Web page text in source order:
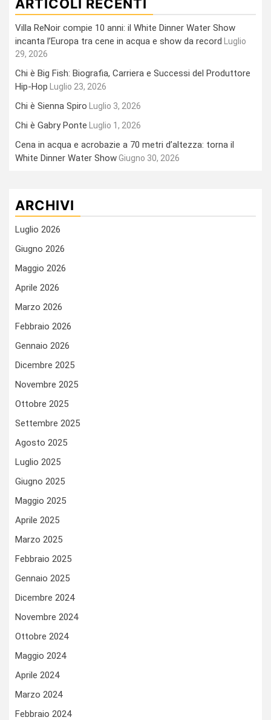
ARTICOLI RECENTI
Villa ReNoir compie 10 anni: il White Dinner Water Show
incanta l’Europa tra cene in acqua e show da record
Luglio
29, 2026
Chi è Big Fish: Biografia, Carriera e Successi del Produttore
Hip-Hop
Luglio 23, 2026
Chi è Sienna Spiro Luglio 3, 2026
Chi è Gabry Ponte Luglio 1, 2026
Cena in acqua e acrobazie a 70 metri d’altezza: torna il
White Dinner Water ShowGiugno 30, 2026
ARCHIVI
Luglio 2026
Giugno 2026
Maggio 2026
Aprile 2026
Marzo 2026
Febbraio 2026
Gennaio 2026
Dicembre 2025
Novembre 2025
Ottobre 2025
Settembre 2025
Agosto 2025
Luglio 2025
Giugno 2025
Maggio 2025
Aprile 2025
Marzo 2025
Febbraio 2025
Gennaio 2025
Dicembre 2024
Novembre 2024
Ottobre 2024
Maggio 2024
Aprile 2024
Marzo 2024
Febbraio 2024